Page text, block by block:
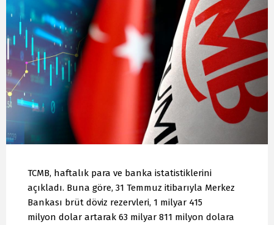
TCMB, haftalık para ve banka istatistiklerini
açıkladı. Buna göre, 31 Temmuz itibarıyla Merkez
Bankası brüt döviz rezervleri, 1 milyar 415
milyon dolar artarak 63 milyar 811 milyon dolara